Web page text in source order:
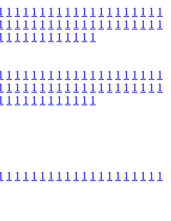
1 1 1 1 1 1 1 1 1 1 1 1 1 1 1 1 1 1 1
1 1 1 1 1 1 1 1 1 1 1 1 1 1 1 1 1 1 1
1 1 1 1 1 1 1 1 1 1 1
1 1 1 1 1 1 1 1 1 1 1 1 1 1 1 1 1 1 1
1 1 1 1 1 1 1 1 1 1 1 1 1 1 1 1 1 1 1
1 1 1 1 1 1 1 1 1 1 1
1 1 1 1 1 1 1 1 1 1 1 1 1 1 1 1 1 1 1